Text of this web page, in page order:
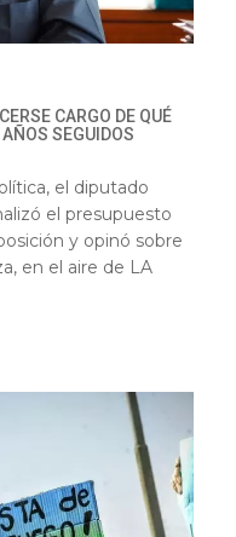
CARGO DE QUÉ
SEGUIDOS
el diputado
el presupuesto
y opinó sobre
en el aire de LA